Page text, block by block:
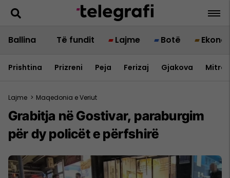
Ballina Të fundit Lajme Botë
Prishtina Prizreni Peja Ferizaj Gjakova
Lajme > Maqedonia e Veriut
Grabitja në Gostivar, paraburgim
për dy policët e përfshirë